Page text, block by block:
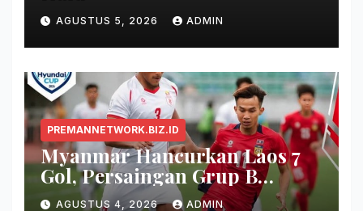
AGUSTUS 5, 2026 ADMIN
PREMANNETWORK.BIZ.ID
Myanmar Hancurkan Laos 7
Gol, Persaingan Grup B
Memanas!
AGUSTUS 4, 2026 ADMIN